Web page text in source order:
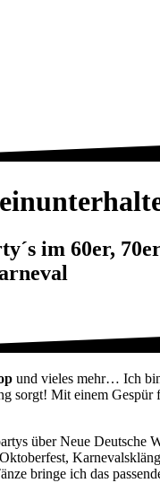
im 60er,
und vieles mehr… Ich
sorgt! Mit einem
über Neue
bringe ich das